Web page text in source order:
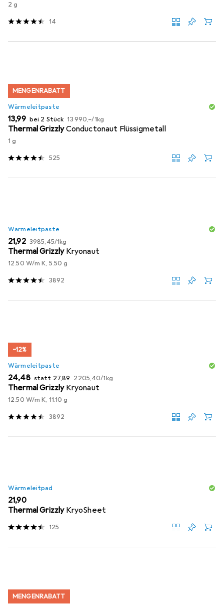
2 g
14
MENGENRABATT
Wärmeleitpaste
EUR
13,99 bei 2 Stück EUR
13 990,–/1kg
Thermal GrizzlyConductonaut Flüssigmetall
1 g
525
Wärmeleitpaste
EUR
21,92 EUR
3985,45/1kg
Thermal Grizzly Kryonaut
12.50 W/m K, 5.50 g
3892
−12%
Wärmeleitpaste
EUR
24,48 statt EUR
27,89 EUR
2205,40/1kg
Thermal Grizzly Kryonaut
12.50 W/m K, 11.10 g
3892
Wärmeleitpad
EUR
21,90
Thermal Grizzly KryoSheet
125
MENGENRABATT